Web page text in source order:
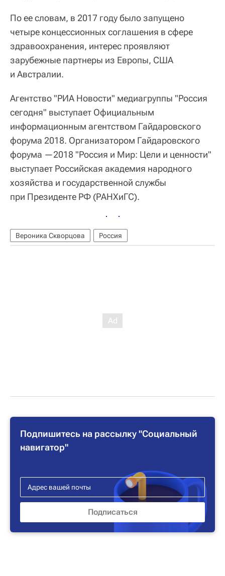
По ее словам, в 2017 году было запущено
четыре концессионных соглашения в сфере
здравоохранения, интерес проявляют
зарубежные партнеры из Европы, США
и Австралии.
Агентство "РИА Новости" медиагруппы "Россия
сегодня" выступает Официальным
информационным агентством Гайдаровского
форума 2018. Организатором Гайдаровского
форума —2018 "Россия и Мир: Цели и ценности"
выступает Российская академия народного
хозяйства и государственной службы
при Президенте РФ (РАНХиГС).
Вероника Скворцова Россия
Подпишитесь на рассылку "Социальный
навигатор"